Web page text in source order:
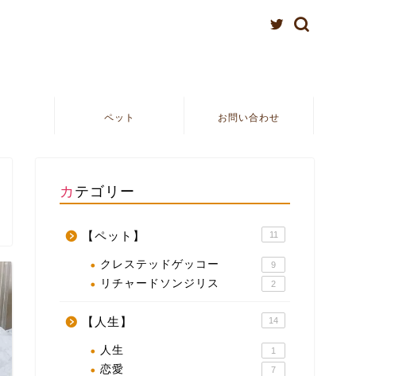
ペット お問い合わせ
カテゴリー
【ペット】 11
クレステッドゲッコー 9
リチャードソンジリス 2
【人生】 14
人生 1
恋愛 7